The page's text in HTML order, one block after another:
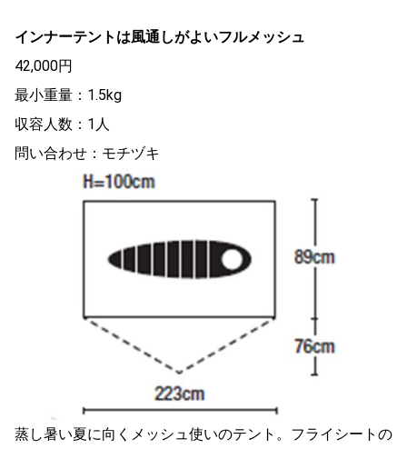
インナーテントは風通しがよいフルメッシュ
42,000円
最小重量：1.5kg
収容人数：1人
問い合わせ：モチヅキ
蒸し暑い夏に向くメッシュ使いのテント。フライシートの